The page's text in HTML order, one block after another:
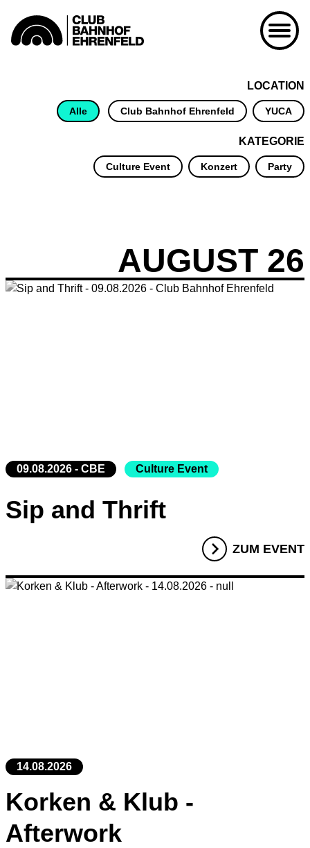
LOCATION
Alle Club Bahnhof Ehrenfeld YUCA
KATEGORIE
Culture Event Konzert Party
AUGUST 26
09.08.2026 - CBE Culture Event
Sip and Thrift
ZUM EVENT
14.08.2026
Korken & Klub -
Afterwork
Sip and Thrift
Club Bahnhof Ehrenfeld
Korken & Klub - Afterwork
15.08.26 Korken & Klub - Day Affair